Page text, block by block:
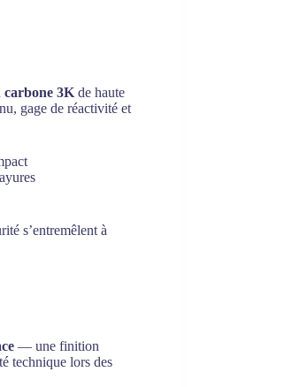
carbone 3K de haute
gage de réactivité et
s’entremêlent à
— une finition
technique lors des